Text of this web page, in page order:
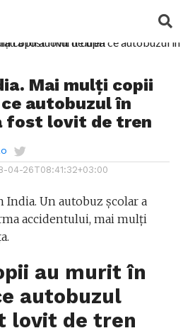
Mai mulți copii
autobuzul în
fost lovit de tren
04-26T08:41:32+03:00
India. Un autobuz școlar a
accidentului, mai mulți
au murit în
autobuzul
lovit de tren